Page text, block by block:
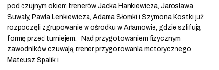
pod czujnym okiem trenerów Jacka Hankiewicza, Jarosława
Suwały, Pawła Lenkiewicza, Adama Słomki i Szymona Kostki już
rozpoczęli zgrupowanie w ośrodku w Arłamowie, gdzie szlifują
formę przed turniejem. Nad przygotowaniem fizycznym
zawodników czuwają trener przygotowania motorycznego
Mateusz Spalik i